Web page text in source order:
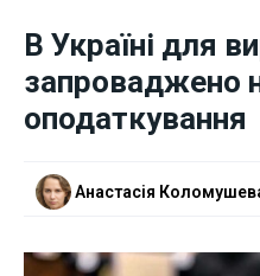
Новини
Бізнес
В Україні для
запроваджено
оподаткування
Анастасія